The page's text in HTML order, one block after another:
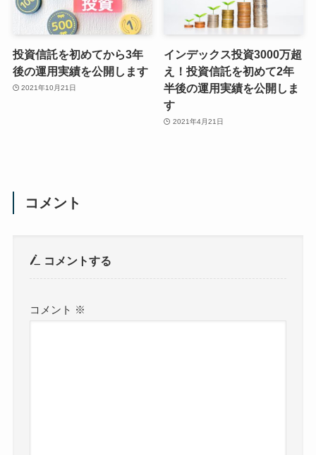
投資信託を初めてから3年
後の運用実績を公開します
2021年10月21日
インデックス投資3000万超
え！投資信託を初めて2年
半後の運用実績を公開しま
す
2021年4月21日
コメント
コメントする
コメント ※